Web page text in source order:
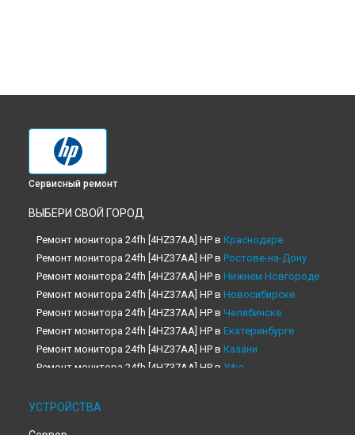
Сервисный ремонт
ВЫБЕРИ СВОЙ ГОРОД
Ремонт монитора 24fh [4HZ37AA] HP в Краснодаре
Ремонт монитора 24fh [4HZ37AA] HP в Ростове-на-Дону
Ремонт монитора 24fh [4HZ37AA] HP в Нижнем Новгороде
Ремонт монитора 24fh [4HZ37AA] HP в Новосибирске
Ремонт монитора 24fh [4HZ37AA] HP в Челябинске
Ремонт монитора 24fh [4HZ37AA] HP в Екатеринбурге
Ремонт монитора 24fh [4HZ37AA] HP в Казани
Ремонт монитора 24fh [4HZ37AA] HP в Уфе
Ремонт монитора 24fh [4HZ37AA] HP в
УСТРОЙСТВА